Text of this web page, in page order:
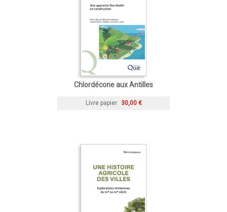
Chlordécone aux Antilles
Livre papier 30,00 €